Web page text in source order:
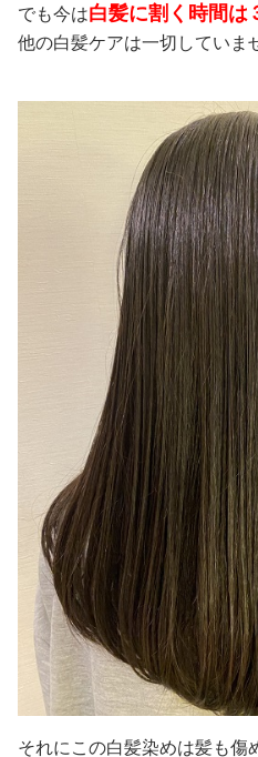
でも今は白髪に割く時間は
他の白髪ケアは一切していま
それにこの白髪染めは髪も傷